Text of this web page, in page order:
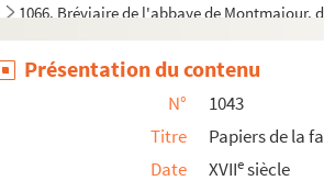
1066. Bréviaire de l'abbaye de Montmajour,
1067. Correspondance de Pierre Véran sur les
1068. Notes sur la Révolution dans Arles par
1069. Véran (Pierre). « Ma conduite pendant
1070. « Notice des titres et papiers des
1071. Véran (Auguste). Dossier des fouilles
Présentation du contenu
N°
1043
Titre
Papiers de la
Date
XVIIesiècle